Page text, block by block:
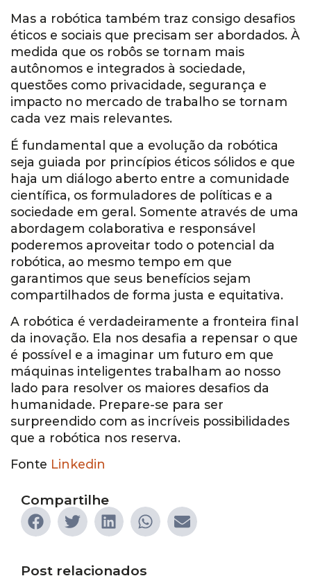
Mas a robótica também traz consigo desafios
éticos e sociais que precisam ser abordados. À
medida que os robôs se tornam mais
autônomos e integrados à sociedade,
questões como privacidade, segurança e
impacto no mercado de trabalho se tornam
cada vez mais relevantes.
É fundamental que a evolução da robótica
seja guiada por princípios éticos sólidos e que
haja um diálogo aberto entre a comunidade
científica, os formuladores de políticas e a
sociedade em geral. Somente através de uma
abordagem colaborativa e responsável
poderemos aproveitar todo o potencial da
robótica, ao mesmo tempo em que
garantimos que seus benefícios sejam
compartilhados de forma justa e equitativa.
A robótica é verdadeiramente a fronteira final
da inovação. Ela nos desafia a repensar o que
é possível e a imaginar um futuro em que
máquinas inteligentes trabalham ao nosso
lado para resolver os maiores desafios da
humanidade. Prepare-se para ser
surpreendido com as incríveis possibilidades
que a robótica nos reserva.
Fonte Linkedin
Compartilhe
Post relacionados